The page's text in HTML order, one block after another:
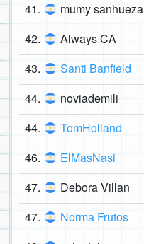
41. mumy sanhueza
42. Always CA
43. Santi Banfield
44. noviademili
44. TomHolland
46. ElMasNasi
47. Debora Villan
47. Norma Frutos